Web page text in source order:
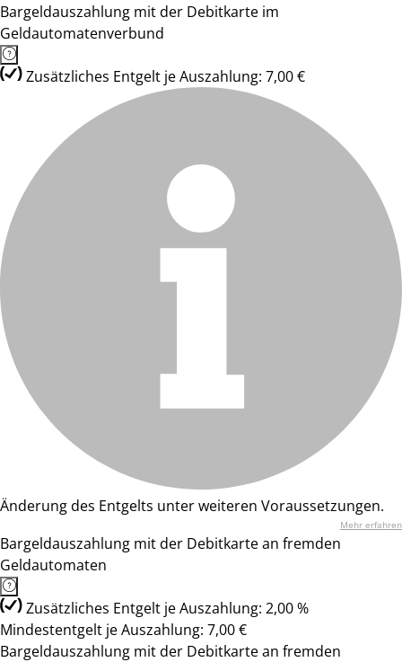
Bargeldauszahlung mit der Debitkarte im
Geldautomatenverbund
Zusätzliches Entgelt je Auszahlung: 7,00 €
Änderung des Entgelts unter weiteren Voraussetzungen.
Mehr erfahren
Bargeldauszahlung mit der Debitkarte an fremden
Geldautomaten
Zusätzliches Entgelt je Auszahlung: 2,00 %
Mindestentgelt je Auszahlung: 7,00 €
Bargeldauszahlung mit der Debitkarte an fremden